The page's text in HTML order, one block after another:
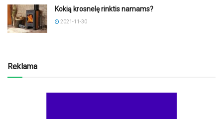
Kokią krosnelę rinktis namams?
2021-11-30
Reklama